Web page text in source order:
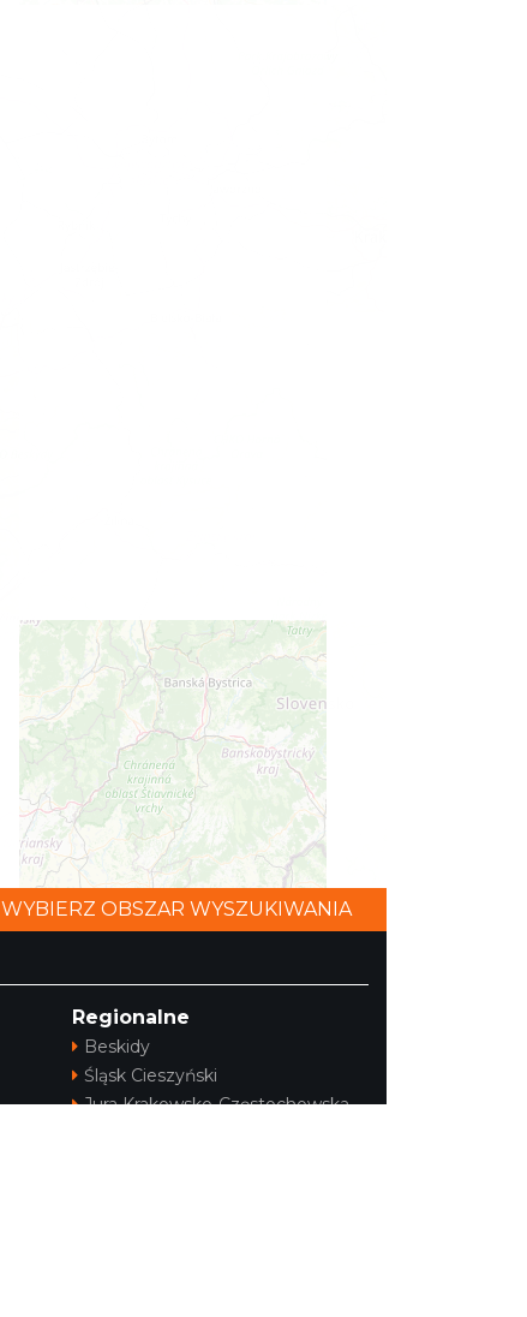
WYBIERZ OBSZAR WYSZUKIWANIA
Regionalne
Beskidy
Śląsk Cieszyński
Jura Krakowsko-Częstochowska